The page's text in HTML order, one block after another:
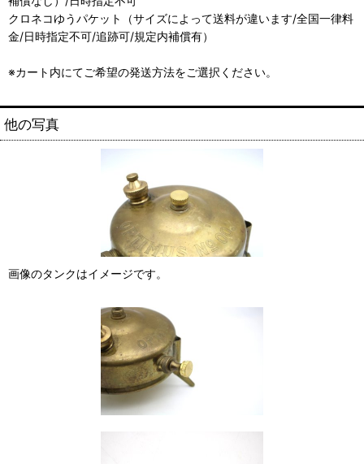
クロネコゆうパケット（サイズによって送料が違います/全国一律料
金/日時指定不可/追跡可/規定内補償有）
※カート内にてご希望の発送方法をご選択ください。
他の写真
画像のタンクはイメージです。